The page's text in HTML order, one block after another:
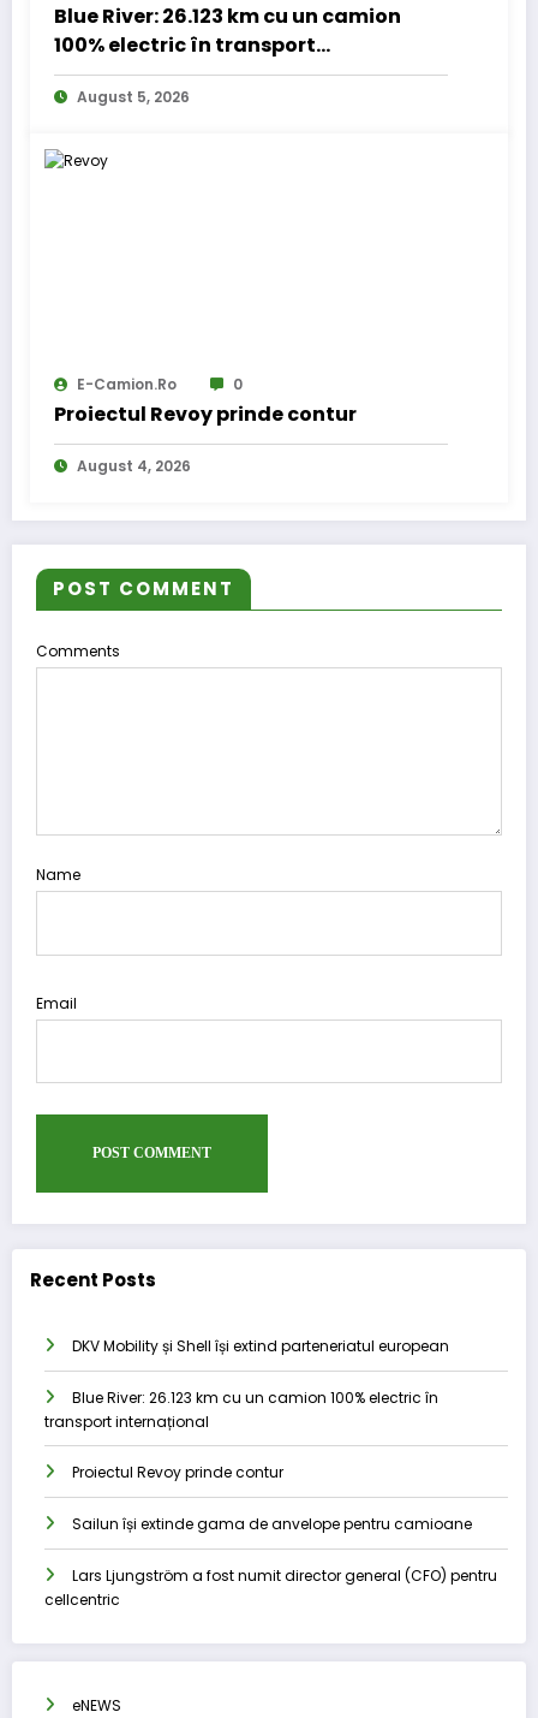
Blue River: 26.123 km cu un camion
100% electric în transport
internațional
August 5, 2026
E-Camion.ro 0
Proiectul Revoy prinde contur
August 4, 2026
POST COMMENT
Comments
Name
Email
Recent Posts
DKV Mobility și Shell își extind parteneriatul european
Blue River: 26.123 km cu un camion 100% electric în
transport internațional
Proiectul Revoy prinde contur
Sailun își extinde gama de anvelope pentru camioane
Lars Ljungström a fost numit director general (CFO) pentru
cellcentric
eNEWS